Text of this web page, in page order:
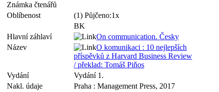
Známka čtenářů
Oblíbenost
(1) Půjčeno:1x
BK
Hlavní záhlaví
On communication. Česky
Název
O komunikaci : 10 nejlepších
příspěvků z Harvard Business Review
/ překlad: Tomáš Piňos
Vydání
Vydání 1.
Nakl. údaje
Praha : Management Press, 2017